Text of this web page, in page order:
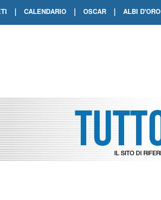
| CALENDARIO | OSCAR | ALBI D'ORO